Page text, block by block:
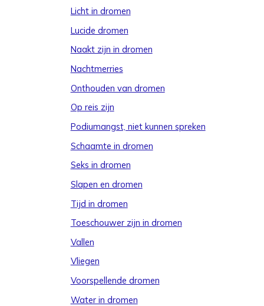
Licht in dromen
Lucide dromen
Naakt zijn in dromen
Nachtmerries
Onthouden van dromen
Op reis zijn
Podiumangst, niet kunnen spreken
Schaamte in dromen
Seks in dromen
Slapen en dromen
Tijd in dromen
Toeschouwer zijn in dromen
Vallen
Vliegen
Voorspellende dromen
Water in dromen